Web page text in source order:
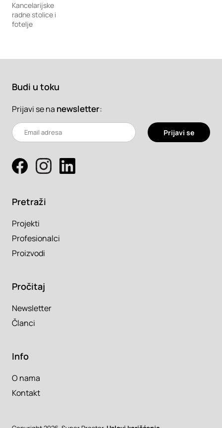
Kancelarijske
radne stolice i
fotelje
Budi u toku
Prijavi se na newsletter:
Prijavi se
Pretraži
Projekti
Profesionalci
Proizvodi
Pročitaj
Newsletter
Članci
Info
O nama
Kontakt